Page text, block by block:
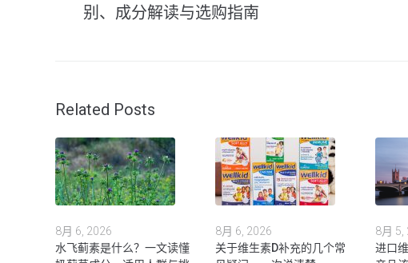
别、成分解读与选购指南
Related Posts
8月 6, 2026
水飞蓟素是什么？一文读懂
8月 6, 2026
关于维生素D补充的几个常
8月 5,
进口